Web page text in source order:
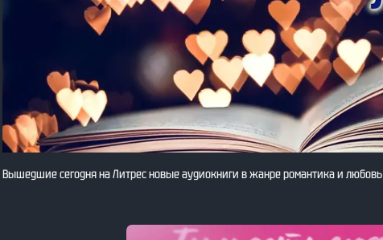
Вышедшие сегодня на Литрес новые аудиокниги в жанре романтика и любовь